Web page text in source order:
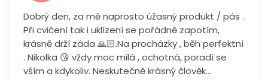
Dobrý den, za mě naprosto úžasný produkt / pás .
Při cvičení tak i uklízení se pořádně zapotím,
krásně drží záda 🙏🏻.Na procházky , běh perfektní
. Nikolka 😘 vždy moc milá , ochotná, poradí se
vším a kdykoliv. Neskutečně krásný člověk...